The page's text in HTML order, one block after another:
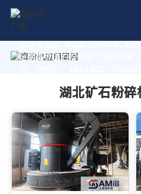
作为专业的 湖北矿石粉碎机 制
定制高价值的粉体加工系统方案
湖北矿石粉